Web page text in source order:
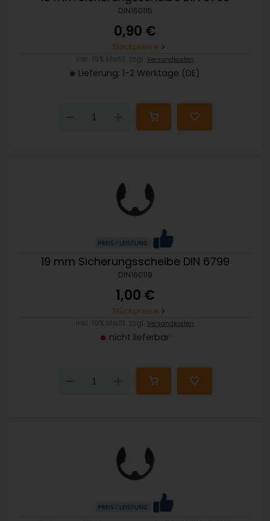
DIN160115
0,90 €
Stückpreise
Versandkosten
Lieferung: 1-2 Werktage (DE)
Down
19 mm Sicherungsscheibe DIN 6799
DIN160119
1,00 €
Stückpreise
Versandkosten
nicht lieferbar
Down